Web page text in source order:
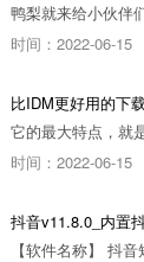
时间：2022-06-15
时间：2022-06-15